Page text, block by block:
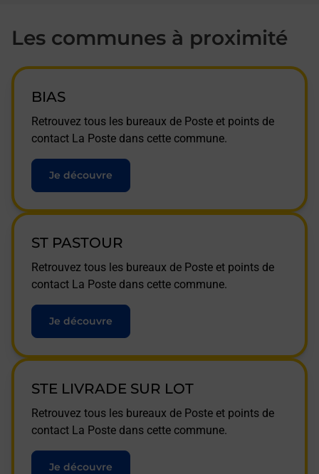
Les communes à proximité
BIAS
Retrouvez tous les bureaux de Poste et points de
contact La Poste dans cette commune.
Je découvre
ST PASTOUR
Retrouvez tous les bureaux de Poste et points de
contact La Poste dans cette commune.
Je découvre
STE LIVRADE SUR LOT
Retrouvez tous les bureaux de Poste et points de
contact La Poste dans cette commune.
Je découvre